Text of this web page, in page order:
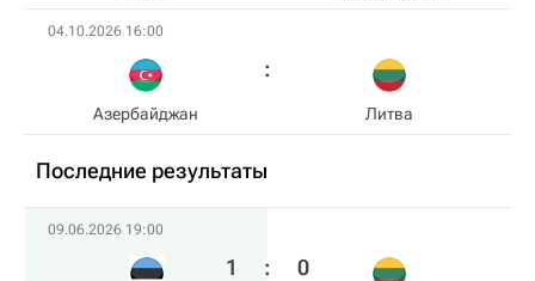
04.10.2026 16:00
Азербайджан Литва
Последние результаты
09.06.2026 19:00
1 : 0